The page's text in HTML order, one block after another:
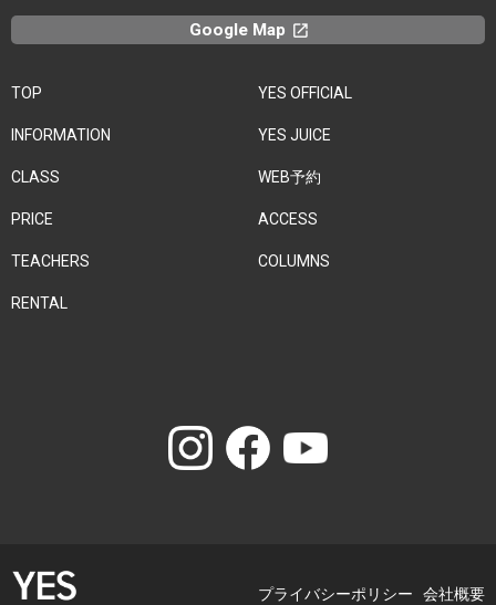
TOP
INFORMATION
CLASS
PRICE
TEACHERS
RENTAL
YES OFFICIAL
YES JUICE
WEB予約
ACCESS
COLUMNS
Google Map launchx
プライバシーポリシー 会社概要